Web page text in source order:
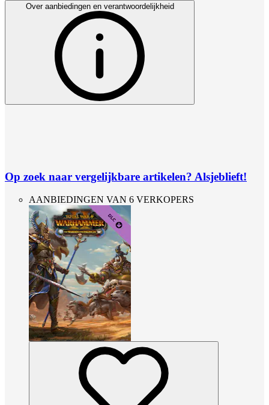
Over aanbiedingen en verantwoordelijkheid
Op zoek naar vergelijkbare artikelen? Alsjeblieft!
AANBIEDINGEN VAN 6 VERKOPERS